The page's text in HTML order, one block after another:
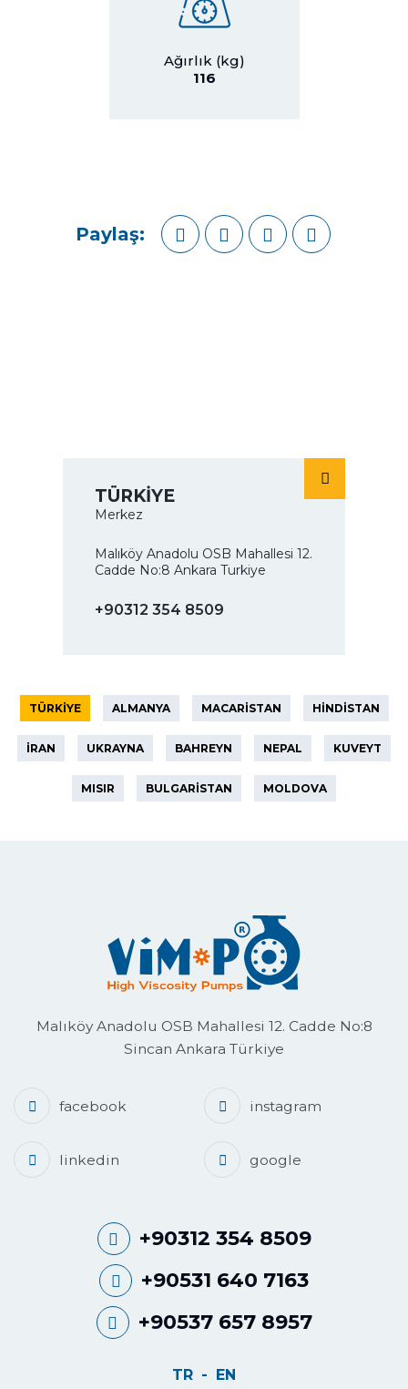
Ağırlık (kg)
116
TÜRKİYE
Merkez
Malıköy Anadolu OSB Mahallesi 12.
Cadde No:8 Ankara Turkiye
+90312 354 8509
TÜRKİYE ALMANYA MACARİSTAN HİNDİSTAN
İRAN UKRAYNA BAHREYN NEPAL KUVEYT
MISIR BULGARİSTAN MOLDOVA
Malıköy Anadolu OSB Mahallesi 12. Cadde No:8
Sincan Ankara Türkiye
+90312 354 8509
+90531 640 7163
+90537 657 8957
TR EN